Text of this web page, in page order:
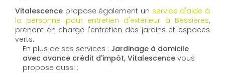
Vitalescence propose également un service d'aide à
la personne pour entretien d'extérieur à Bessières,
prenant en charge l'entretien des jardins et espaces
verts.
En plus de ses services : Jardinage à domicile
avec avance crédit d'impôt, Vitalescence vous
propose aussi :